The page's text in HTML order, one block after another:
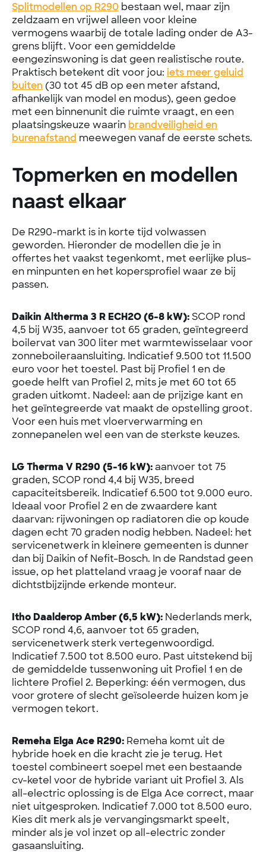
Splitmodellen op R290 bestaan wel, maar zijn
zeldzaam en vrijwel alleen voor kleine
vermogens waarbij de totale lading onder de A3-
grens blijft. Voor een gemiddelde
eengezinswoning is dat geen realistische route.
Praktisch betekent dit voor jou: iets meer geluid
buiten (30 tot 45 dB op een meter afstand,
afhankelijk van model en modus), geen gedoe
met een binnenunit die ruimte vraagt, en een
plaatsingskeuze waarin brandveiligheid en
burenafstand meewegen vanaf de eerste schets.
Topmerken en modellen
naast elkaar
De R290-markt is in korte tijd volwassen
geworden. Hieronder de modellen die je in
offertes het vaakst tegenkomt, met eerlijke plus-
en minpunten en het kopersprofiel waar ze bij
passen.
Daikin Altherma 3 R ECH2O (6-8 kW):SCOP rond
4,5 bij W35, aanvoer tot 65 graden, geïntegreerd
boilervat van 300 liter met warmtewisselaar voor
zonneboileraansluiting. Indicatief 9.500 tot 11.500
euro voor het toestel. Past bij Profiel 1 en de
goede helft van Profiel 2, mits je met 60 tot 65
graden uitkomt. Nadeel: aan de prijzige kant en
het geïntegreerde vat maakt de opstelling groot.
Voor een huis met vloerverwarming en
zonnepanelen wel een van de sterkste keuzes.
LG Therma V R290 (5-16 kW):aanvoer tot 75
graden, SCOP rond 4,4 bij W35, breed
capaciteitsbereik. Indicatief 6.500 tot 9.000 euro.
Ideaal voor Profiel 2 en de zwaardere kant
daarvan: rijwoningen op radiatoren die op koude
dagen echt 70 graden nodig hebben. Nadeel: het
servicenetwerk in kleinere gemeenten is dunner
dan bij Daikin of Nefit-Bosch. In de Randstad geen
issue, op het platteland vraag je vooraf naar de
dichtstbijzijnde erkende monteur.
Itho Daalderop Amber (6,5 kW): Nederlands merk,
SCOP rond 4,6, aanvoer tot 65 graden,
servicenetwerk sterk vertegenwoordigd.
Indicatief 7.500 tot 8.500 euro. Past uitstekend bij
de gemiddelde tussenwoning uit Profiel 1 en de
lichtere Profiel 2. Beperking: één vermogen, dus
voor grotere of slecht geïsoleerde huizen kom je
vermogen tekort.
Remeha Elga Ace R290: Remeha komt uit de
hybride hoek en die kracht zie je terug. Het
toestel combineert soepel met een bestaande
cv-ketel voor de hybride variant uit Profiel 3. Als
all-electric oplossing is de Elga Ace correct, maar
niet uitgesproken. Indicatief 7.000 tot 8.500 euro.
Kies dit merk als je vervangingsmarkt speelt,
minder als je vol inzet op all-electric zonder
gasaansluiting.